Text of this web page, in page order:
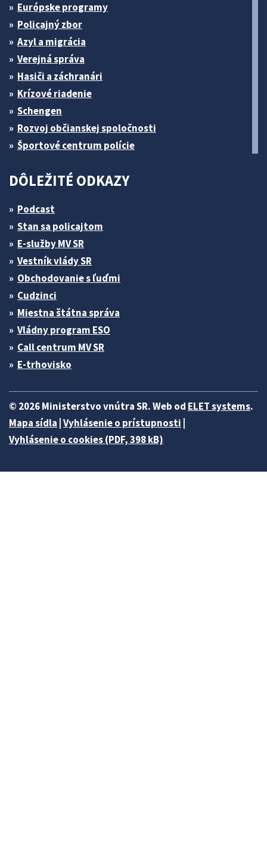
Európske programy
Policajný zbor
Azyl a migrácia
Verejná správa
Hasiči a záchranári
Krízové riadenie
Schengen
Rozvoj občianskej spoločnosti
Športové centrum polície
DÔLEŽITÉ ODKAZY
Podcast
Stan sa policajtom
E-služby MV SR
Vestník vlády SR
Obchodovanie s ľuďmi
Cudzinci
Miestna štátna správa
Vládny program ESO
Call centrum MV SR
E-trhovisko
© 2026 Ministerstvo vnútra SR. Web od ELET systems.
Mapa sídla Vyhlásenie o prístupnosti
Vyhlásenie o cookies (PDF, 398 kB)